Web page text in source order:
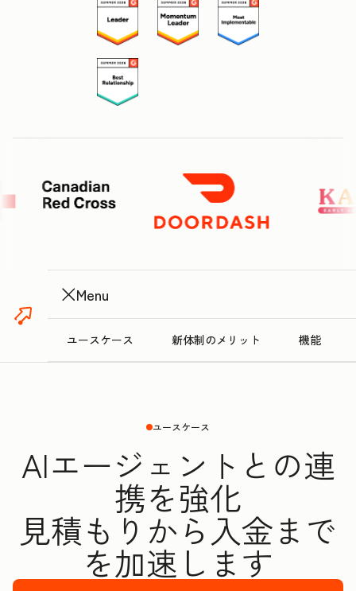
Menu
ユースケース 新体制のメリット 機能
ユースケース
AIエージェントとの連
携を強化
見積もりから入金まで
を加速します